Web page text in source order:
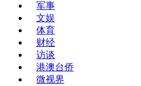
军事
文娱
体育
财经
访谈
港澳台侨
微视界